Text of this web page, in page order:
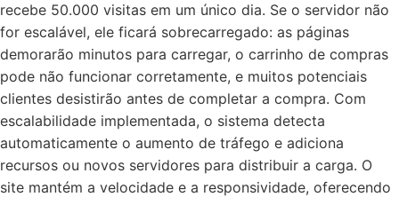
recebe 50.000 visitas em um único dia. Se o servidor não
for escalável, ele ficará sobrecarregado: as páginas
demorarão minutos para carregar, o carrinho de compras
pode não funcionar corretamente, e muitos potenciais
clientes desistirão antes de completar a compra. Com
escalabilidade implementada, o sistema detecta
automaticamente o aumento de tráfego e adiciona
recursos ou novos servidores para distribuir a carga. O
site mantém a velocidade e a responsividade, oferecendo